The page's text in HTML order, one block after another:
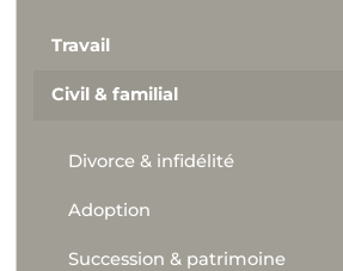
Travail
Civil & familial
Divorce & infidélité
Adoption
Succession & patrimoine